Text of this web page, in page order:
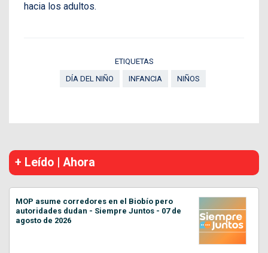
hacia los adultos.
ETIQUETAS
DÍA DEL NIÑO
INFANCIA NIÑOS
+ Leído | Ahora
MOP asume corredores en el Biobío pero
autoridades dudan - Siempre Juntos - 07 de
agosto de 2026